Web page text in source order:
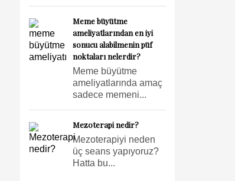
Meme büyütme
ameliyatlarından en iyi
sonucu alabilmenin püf
noktaları nelerdir?
Meme büyütme
ameliyatlarında amaç
sadece memeni...
Mezoterapi nedir?
Mezoterapiyi neden
üç seans yapıyoruz?
Hatta bu...